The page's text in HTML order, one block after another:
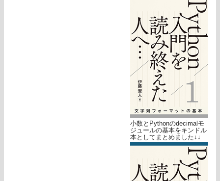
小数とPythonのdecimalモ
ジュールの基本をキンドル
本としてまとめました↓↓